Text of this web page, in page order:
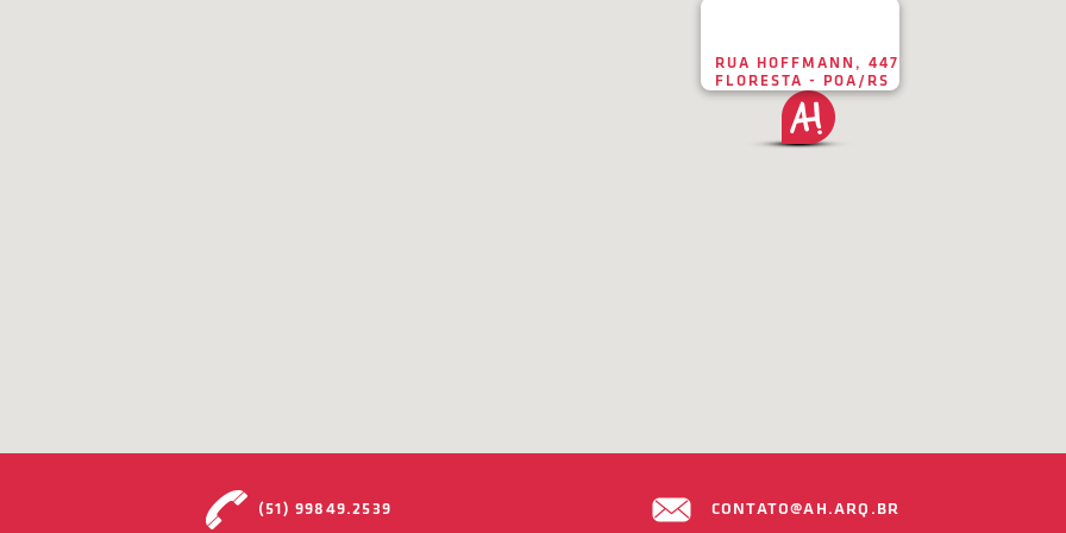
RUA HOFFMANN, 447
FLORESTA - POA/RS
(51) 99849.2539 CONTATO@AH.ARQ.BR